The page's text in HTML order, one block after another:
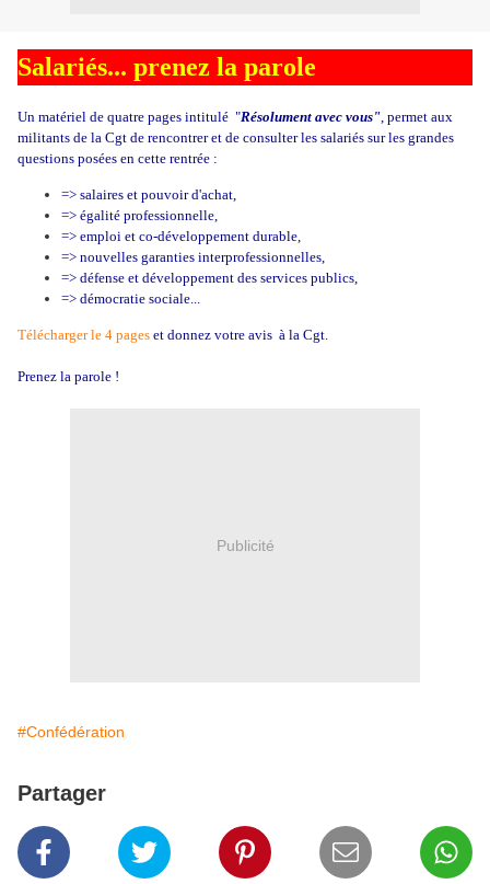
Salariés... prenez la parole
Un matériel de quatre pages intitulé "Résolument avec vous", permet aux
militants de la Cgt de rencontrer et de consulter les salariés sur les grandes
questions posées en cette rentrée :
=> salaires et pouvoir d'achat,
=> égalité professionnelle,
=> emploi et co-développement durable,
=> nouvelles garanties interprofessionnelles,
=> défense et développement des services publics,
=> démocratie sociale...
Télécharger le 4 pages et donnez votre avis à la Cgt.
Prenez la parole !
Publicité
#Confédération
Partager